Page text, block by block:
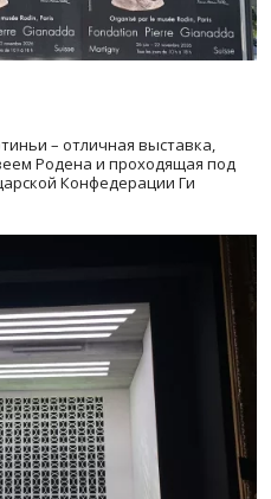
– отличная выставка,
Родена и проходящая под
Конфедерации Ги